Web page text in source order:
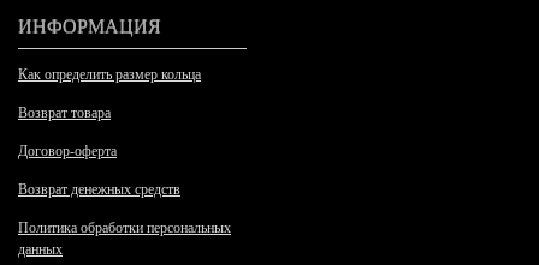
ИНФОРМАЦИЯ
Как определить размер кольца
Возврат товара
Договор-оферта
Возврат денежных средств
Политика обработки персональных
данных